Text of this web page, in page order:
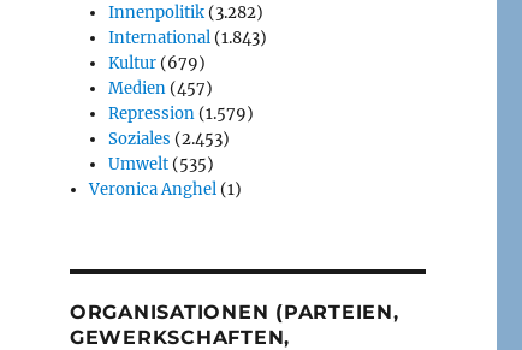
Innenpolitik (3.282)
International (1.843)
Kultur (679)
Medien (457)
Repression (1.579)
Soziales (2.453)
Umwelt (535)
Veronica Anghel (1)
ORGANISATIONEN (PARTEIEN,
GEWERKSCHAFTEN,